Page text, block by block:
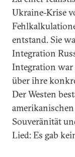
Ukraine-Krise
entstand. Sie
Integration
Integration
über ihre
Der Westen
Souveränität
Lied: Es gab